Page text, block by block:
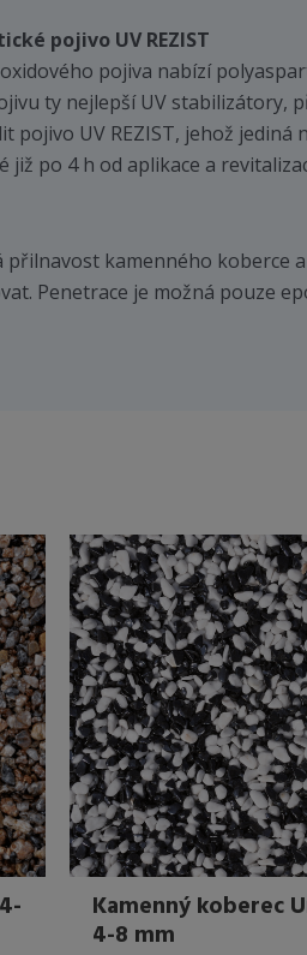
pojivo UV REZIST
pojiva nabízí
ty nejlepší UV
UV REZIST, jehož jediná
již po 4 h od aplikace a
přilnavost kamenného
Penetrace je možná pouze
Kamenný koberec
4-8 mm